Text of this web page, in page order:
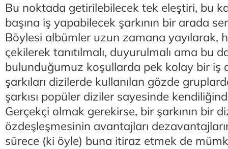
Bu noktada getirilebilecek tek eleştiri, bu
başına iş yapabilecek şarkının bir arada
Böylesi albümler uzun zamana yayılarak,
çekilerek tanıtılmalı, duyurulmalı ama bu
bulunduğumuz koşullarda pek kolay bir iş
şarkıları dizilerde kullanılan gözde
şarkısı popüler diziler sayesinde
Gerçekçi olmak gerekirse, bir şarkının bir
özdeşleşmesinin avantajları
sürece (ki öyle) buna itiraz etmek de